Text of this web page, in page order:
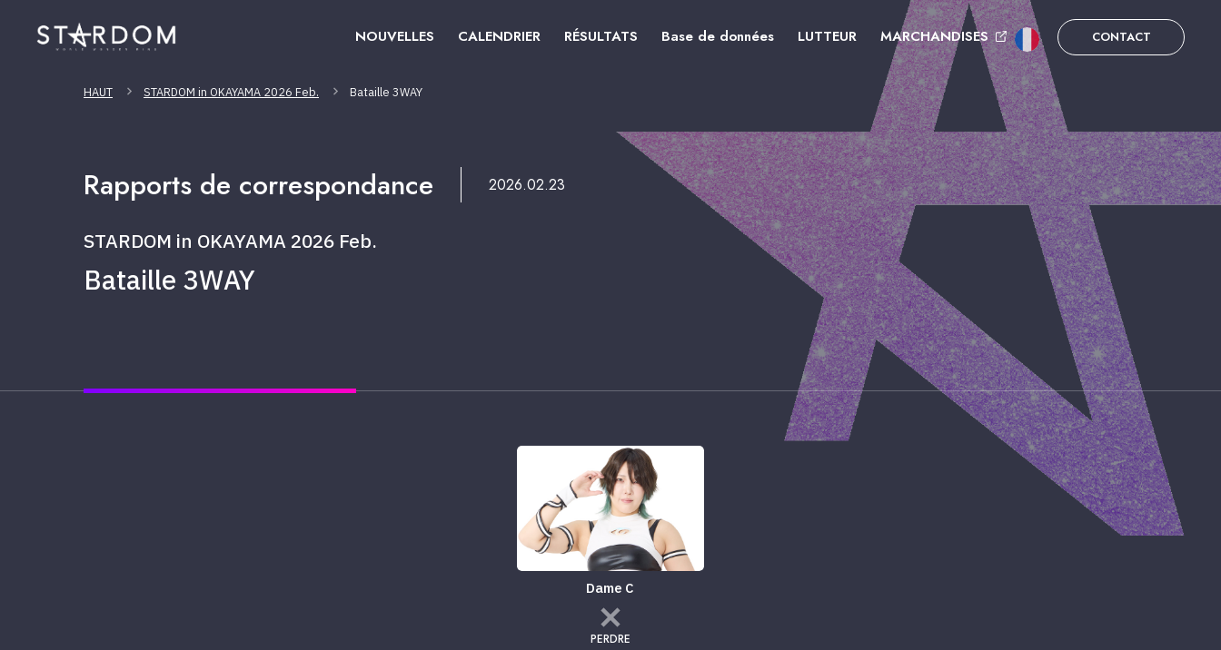
NOUVELLES CALENDRIER RÉSULTATS Base de données LUTTEUR MARCHANDISES CONTACT
HAUT STARDOM in OKAYAMA 2026 Feb. Bataille 3WAY
Rapports de correspondance 2026.02.23
STARDOM in OKAYAMA 2026 Feb.
Bataille 3WAY
Dame C
PERDRE